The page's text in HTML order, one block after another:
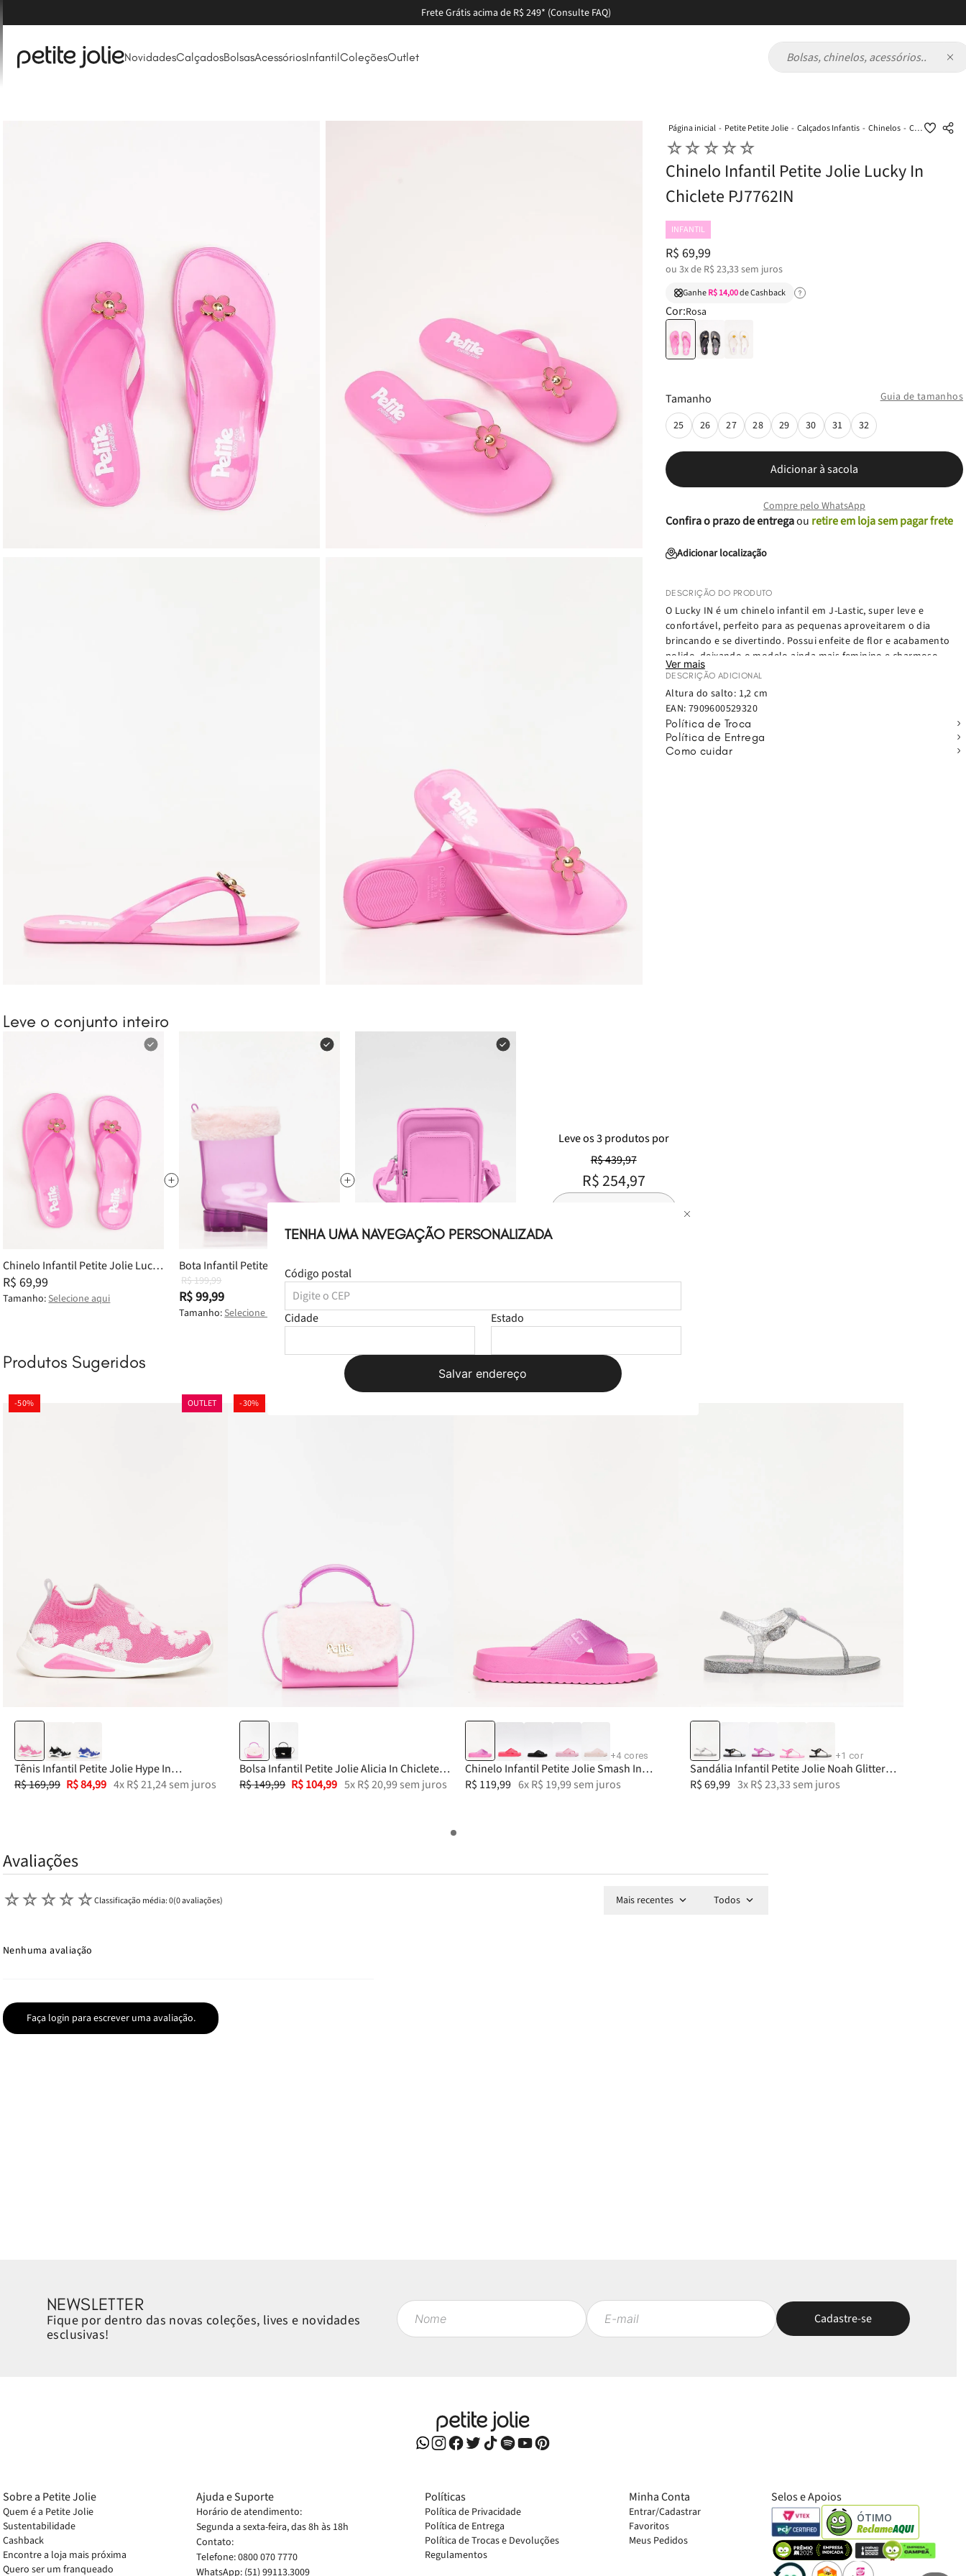
Frete Grátis acima de R$ 249* (Consulte FAQ)
NovidadesCalçadosBolsasAcessóriosInfantilColeçõesOutlet
Bolsas, chinelos, acessórios...
TENHA UMA NAVEGAÇÃO PERSONALIZADA
Código postal
Cidade Estado
Salvar endereço
Petite Petite Jolie Calçados Infantis Chinelos Chinelo Infantil Petite Jolie Lucky In Chiclete PJ7762IN
☆☆☆☆☆
Chinelo Infantil Petite Jolie Lucky In
Chiclete PJ7762IN
INFANTIL
R$ 69,99
ou 3x de R$ 23,33sem juros
GanheR$ 14,00de Cashback
Cor:Rosa
Guia de tamanhos
Tamanho
25 26 27 28 29 30 31 32
Adicionar à sacola
Compre pelo WhatsApp
Confira o prazo de entregaou retire em loja sem pagar frete
Adicionar localização
DESCRIÇÃO DO PRODUTO
O Lucky IN é um chinelo infantil em J-Lastic, super leve e
confortável, perfeito para as pequenas aproveitarem o dia
brincando e se divertindo. Possui enfeite de flor e acabamento
polido, deixando o modelo ainda mais feminino e charmoso.
Ideal para passeios, brincadeiras e dias de calor, o Lucky IN é um
clássico que combina conforto e estilo.
Ver mais
DESCRIÇÃO ADICIONAL
Altura do salto: 1,2 cm
EAN: 7909600529320
Política de Troca
Política de Entrega
Como cuidar
Leve o conjunto inteiro
Chinelo Infantil Petite Jolie Lucky
In Chiclete PJ7762IN 25
R$ 69,99
Tamanho: Selecione aqui
Bota Infantil Petite Jolie Jump In
Chiclete PJ7745IN 25-6
R$ 199,99
R$ 99,99
Tamanho: Selecione aqui
PJ10085IN
R$ 169,99
Leveos3produtospor
R$ 439,97
R$ 254,97
Produtos Sugeridos
28 29 30 32 33
Tênis Infantil Petite Jolie Hype In
Chiclete/Branco PJ7749IN
R$169,99 R$84,99 4xR$21,24sem juros
OUTLET
-50%
Bolsa Infantil Petite Jolie Alicia In Chiclete
PJ11363IN
R$149,99 R$104,99 5xR$20,99 sem juros
-30%
25-26 27 28
+4 cores
Chinelo Infantil Petite Jolie Smash In
Chiclete PJ6812IN
R$ 119,99 6xR$ 19,99 sem juros
+1 cor
Sandália Infantil Petite Jolie Noah Glitter
Prata PJ3340IN
R$69,99 3xR$23,33 sem juros
Avaliações
☆☆☆☆☆Classificação média: 0(0 avaliações)
Faça login para escrever uma avaliação.
Mais recentes Todos
Nenhuma avaliação
NEWSLETTER
Fique por dentro das novas coleções, lives e novidades
esclusivas!
Sobre a Petite Jolie
Quem é a Petite Jolie
Sustentabilidade
Cashback
Encontre a loja mais próxima
Quero ser um franqueado
Ajuda e Suporte
Horário de atendimento:
Segunda a sexta-feira, das 8h às 18h
Contato:
Telefone: 0800 070 7770
WhatsApp: (51) 99113.3009
Políticas
Política de Privacidade
Política de Entrega
Política de Trocas e Devoluções
Regulamentos
Minha Conta
Entrar/Cadastrar
Favoritos
Meus Pedidos
Selos e Apoios
ÓTIMO